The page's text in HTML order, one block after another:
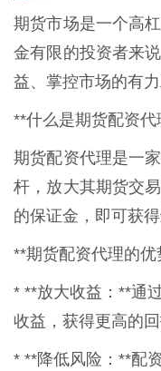
期货市场是一个高
金有限的投资者来
益、掌控市场的有力
**什么是期货配资代
期货配资代理是一
杆，放大其期货交
的保证金，即可获
**期货配资代理的优
* **放大收益：**通
收益，获得更高的回
* **降低风险：**配